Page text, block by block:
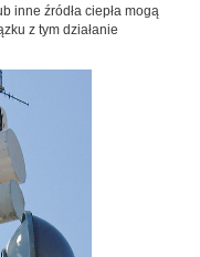
inne źródła ciepła mogą
z tym działanie